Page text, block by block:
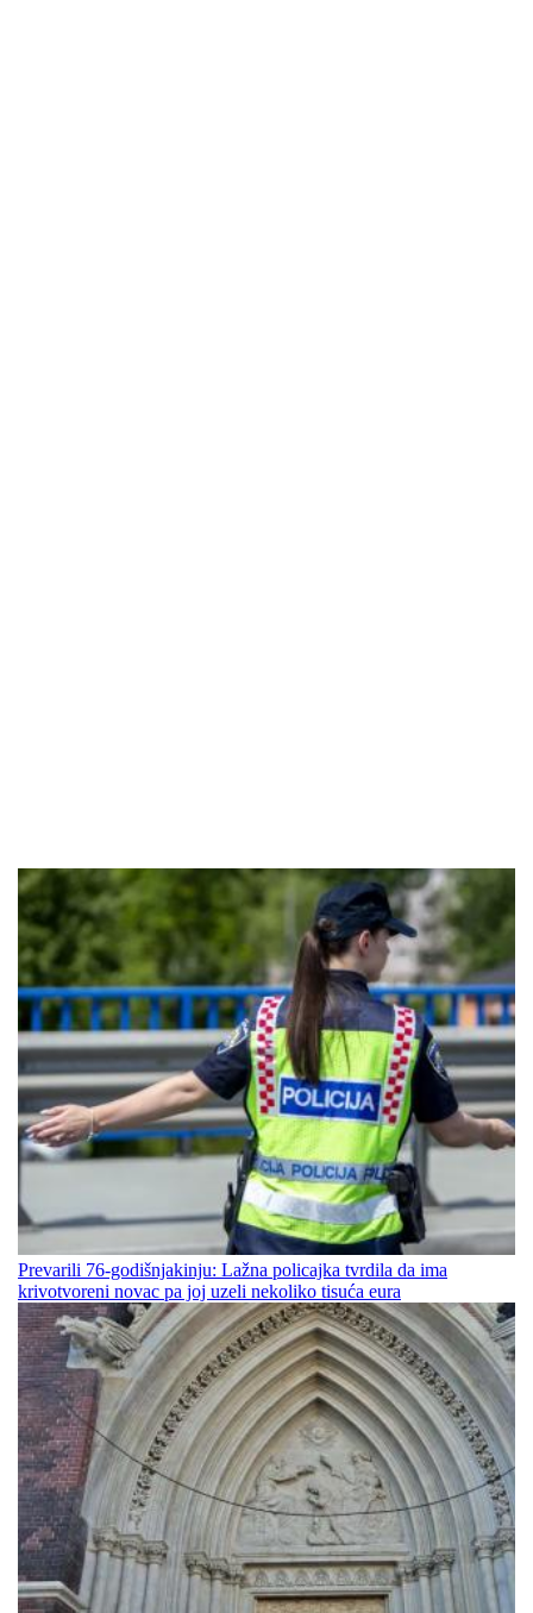
Prevarili 76-godišnjakinju: Lažna policajka tvrdila da ima
krivotvoreni novac pa joj uzeli nekoliko tisuća eura